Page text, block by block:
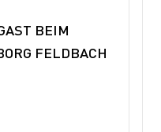
BEIM
FELDBACH